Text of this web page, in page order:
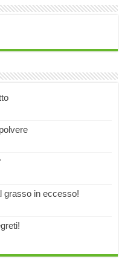
grasso in eccesso!